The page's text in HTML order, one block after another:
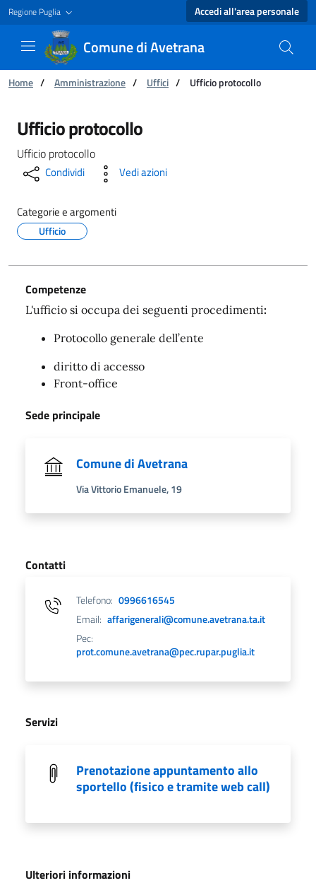
Regione Puglia Accedi all'area personale
Comune di Avetrana
Ti trovi in:
Home / Amministrazione / Uffici / Ufficio protocollo
Ufficio protocollo - Comune di Avetrana
Ufficio protocollo
Ufficio protocollo
Condividi Vedi azioni
Categorie e argomenti
Ufficio
Competenze
L'ufficio si occupa dei seguenti procedimenti:
Protocollo generale dell’ente
diritto di accesso
Front-office
Sede principale
Comune di Avetrana
Via Vittorio Emanuele, 19
Contatti
Telefono: 0996616545
Email: affarigenerali@comune.avetrana.ta.it
Pec:
prot.comune.avetrana@pec.rupar.puglia.it
Servizi
Prenotazione appuntamento allo
sportello (fisico e tramite web call)
Ulteriori informazioni